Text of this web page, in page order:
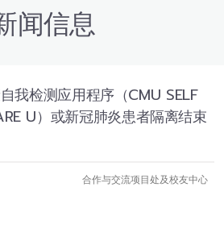
闻信息
我检测应用程序（CMU SELF
U）或新冠肺炎患者隔离结束
合作与交流项目处及校友中心